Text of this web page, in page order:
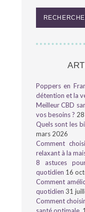
Poppers en
détention et la
Meilleur CBD
vos besoins ?
Quels sont les
mars 2026
Comment
relaxant à la
8 astuces
quotidien 16
Comment
quotidien 31
Comment